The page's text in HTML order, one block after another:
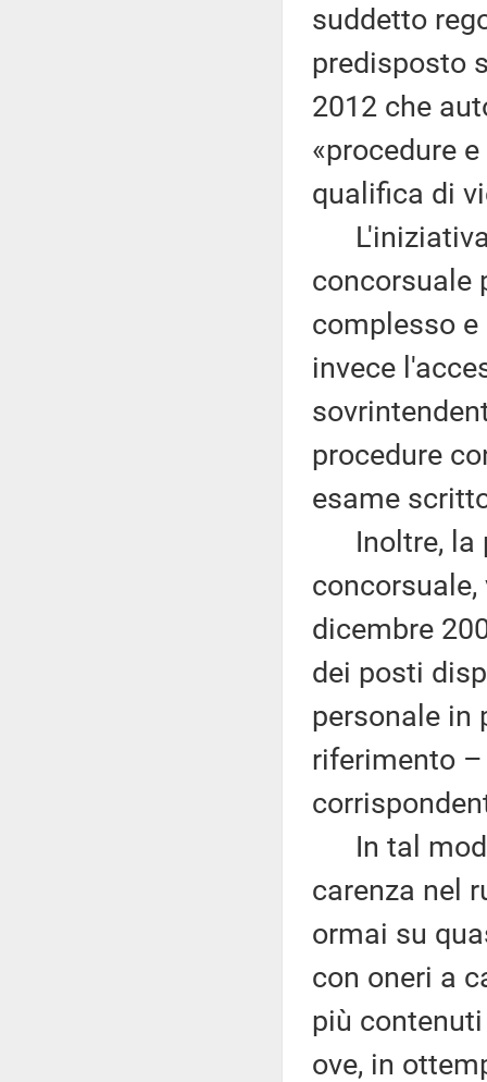
suddetto
predisposto
2012 che
«procedure
qualifica di
L'iniziativa
concorsuale
complesso
invece
procedure
esame
Inoltre, la
dicembre
dei posti
personale in
riferimento
In tal
carenza nel
ormai su
con oneri a
più
ove, in